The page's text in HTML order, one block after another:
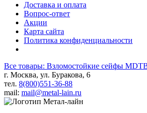
Доставка и оплата
Вопрос-ответ
Акции
Карта сайта
Политика конфиденциальности
Все товары: Взломостойкие сейфы
г. Москва, ул. Буракова, 6
тел. 8(800)551-36-88
mail: mail@metal-lain.ru